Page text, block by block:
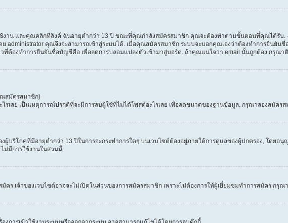
งาน และคุณคลิกที่ลิงค์ ฉันอายุต่ำกว่า 13 ปี ขณะที่คุณกำลังสมัครสมาชิก คุณจะต้องทำตามขั้นตอนที่คุณได้รับ.
administrator คุณจึงจะสามารถเข้าสู่ระบบได้. เมื่อคุณสมัครสมาชิก ระบบจะบอกคุณเองว่าต้องทำการยืนยั
องทำการยืนยันชื่อบัญชีคือ เพื่อลดการปลอมแปลงตัวเข้ามาสู่บอร์ด. ถ้าคุณแน่ใจว่า email นั้นถูกต้อง กรุณาติ
สมัครสมาชิก)
ลย เป็นเหตุการณ์ปรกติที่จะมีการลบผู้ใช้ที่ไม่ได้โพสต์อะไรเลย เพื่อลดขนาดของฐานข้อมูล. กรุณาลองสมัครส
ผู้บริโภคที่มีอายุต่ำกว่า 13 ปีในการจะกระทำการใดๆ บนเวบไซต์ต้องอยู่ภายใต้การดูแลของผู้ปกครอง, โดยอ
ม่มีการใช้งานในส่วนนี้
ร เจ้าของเวบไซต์อาจจะไม่เปิดในส่วนของการสมัครสมาชิก เพราะไม่ต้องการให้ผู้เยี่ยมชมทำการสมัคร ก